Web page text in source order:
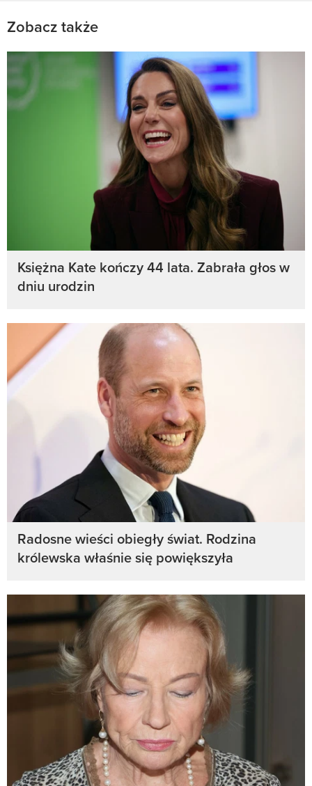
Zobacz także
Księżna Kate kończy 44 lata. Zabrała głos w
dniu urodzin
Radosne wieści obiegły świat. Rodzina
królewska właśnie się powiększyła